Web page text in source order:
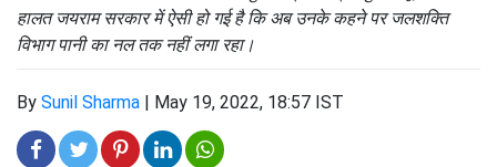
हालत जयराम सरकार में ऐसी हो गई है कि अब उनके कहने पर जलशक्ति
विभाग पानी का नल तक नहीं लगा रहा।
By Sunil Sharma | May 19, 2022, 18:57 IST